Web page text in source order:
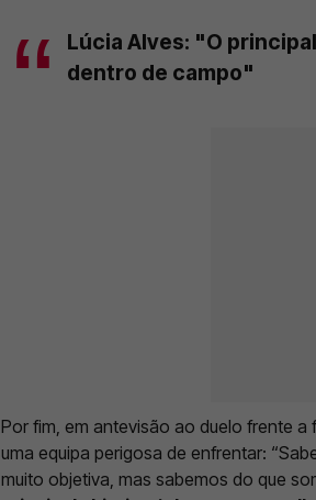
Lúcia Alves: "O
dentro de campo"
Por fim, em antevisão ao duelo frente
uma equipa perigosa de enfrentar:
muito objetiva, mas sabemos do que